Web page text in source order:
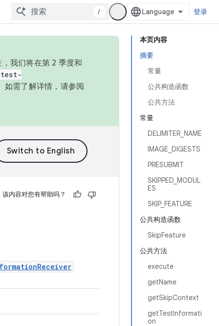
/ 登录
本页内容
摘要
常量
公共构造函数
公共方法
常量
DELIMITER_NAME
IMAGE_DIGESTS
PRESUBMIT
SKIPPED_MODUL
ES
SKIP_FEATURE
公共构造函数
SkipFeature
公共方法
execute
getName
getSkipContext
getTestInformati
on
我们将在第 2 季度和
如需了解详情，请参阅
该内容对您有帮助吗？